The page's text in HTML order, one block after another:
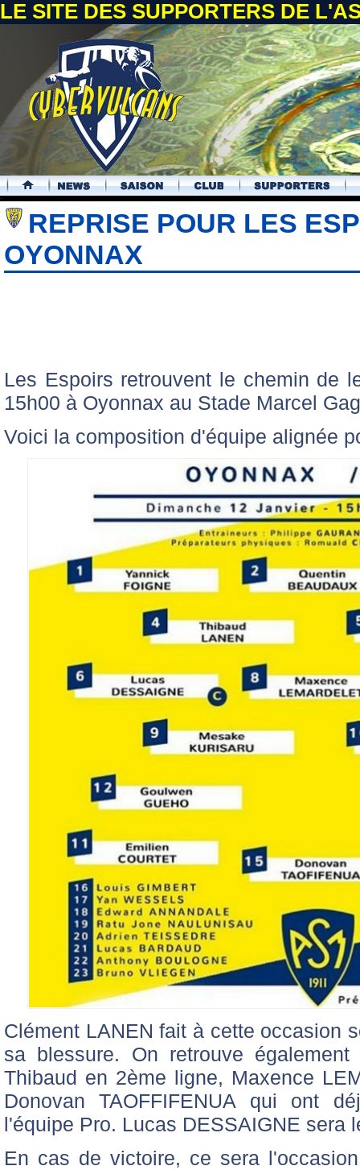
LE SITE DES SUPPORTERS DE
.
REPRISE POUR LES
OYONNAX
Les Espoirs retrouvent le chemin de
15h00 à Oyonnax au Stade Marcel
Voici la composition d'équipe alignée
Clément LANEN fait à cette occasion
sa blessure. On retrouve
Thibaud en 2ème ligne, Maxence
Donovan TAOFFIFENUA qui ont
l'équipe Pro. Lucas DESSAIGNE sera
En cas de victoire, ce sera